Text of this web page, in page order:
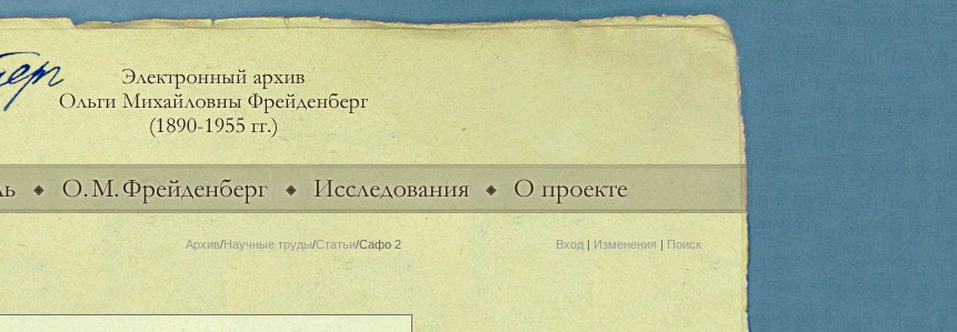
Архив/Научные труды/Статьи/Сафо 2 Вход| Изменения | Поиск